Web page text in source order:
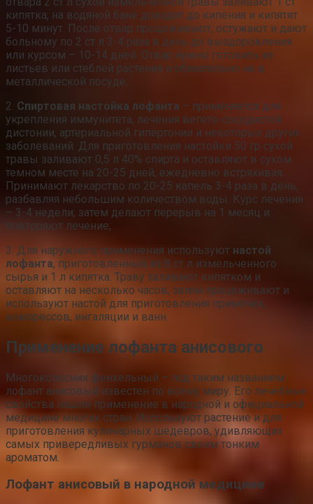
кипятка, на водяной бане доводят до кипения и кипятят
5-10 минут. После отвар процеживают, остужают и дают
больному по 2 ст л 3-4 раза в день до выздоровления
или курсом – 10-14 дней. Отвар нужно готовить из
листьев или стеблей растения и обязательно не в
металлической посуде;
2. Спиртовая настойка лофанта – применяется для
укрепления иммунитета, лечения вегето-сосудистой
дистонии, артериальной гипертонии и некоторых других
заболеваний. Для приготовления настойки 50 гр сухой
травы заливают 0,5 л 40% спирта и оставляют в сухом
темном месте на 20-25 дней, ежедневно встряхивая.
Принимают лекарство по 20-25 капель 3-4 раза в день,
разбавляя небольшим количеством воды. Курс лечения
– 3-4 недели, затем делают перерыв на 1 месяц и
повторяют лечение;
3. Для наружного применения используют настой
лофанта, приготовленный из 8 ст л измельченного
сырья и 1 л кипятка. Траву заливают кипятком и
оставляют на несколько часов, затем процеживают и
используют настой для приготовления примочек,
компрессов, ингаляции и ванн.
Применение лофанта анисового
Многоколосник фенхельный – под таким названием
лофант анисовый известен по всему миру. Его лечебные
свойства нашли применение в народной и официальной
медицине многих стран. Используют растение и для
приготовления кулинарных шедевров, удивляющих
самых привередливых гурманов своим тонким
ароматом.
Лофант анисовый в народной медицине